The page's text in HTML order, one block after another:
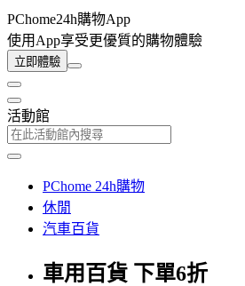
PChome24h購物App
使用App享受更優質的購物體驗
立即體驗
活動館
PChome 24h購物
休閒
汽車百貨
車用百貨 下單6折